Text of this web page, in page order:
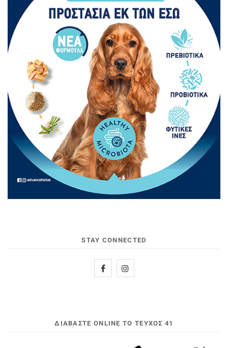
STAY CONNECTED
ΔΙΑΒΆΣΤΕ ONLINE ΤΟ ΤΕΎΧΟΣ 41